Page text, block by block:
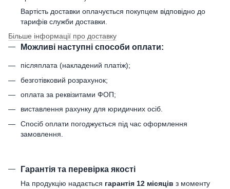
Вартість доставки оплачується покупцем відповідно до
тарифів служби доставки.
Більше інформації про доставку
Можливі наступні способи оплати:
післяплата (накладений платіж);
безготівковий розрахунок;
оплата за реквізитами ФОП;
виставлення рахунку для юридичних осіб.
Спосіб оплати погоджується під час оформлення
замовлення.
Гарантія та перевірка якості
На продукцію надається гарантія 12 місяців з моменту